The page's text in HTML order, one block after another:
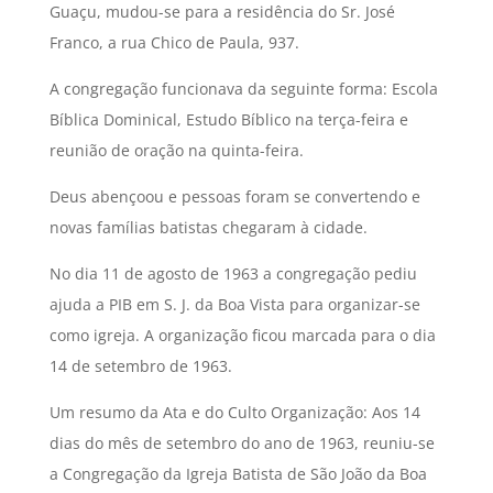
Guaçu, mudou-se para a residência do Sr. José
Franco, a rua Chico de Paula, 937.
A congregação funcionava da seguinte forma: Escola
Bíblica Dominical, Estudo Bíblico na terça-feira e
reunião de oração na quinta-feira.
Deus abençoou e pessoas foram se convertendo e
novas famílias batistas chegaram à cidade.
No dia 11 de agosto de 1963 a congregação pediu
ajuda a PIB em S. J. da Boa Vista para organizar-se
como igreja. A organização ficou marcada para o dia
14 de setembro de 1963.
Um resumo da Ata e do Culto Organização: Aos 14
dias do mês de setembro do ano de 1963, reuniu-se
a Congregação da Igreja Batista de São João da Boa